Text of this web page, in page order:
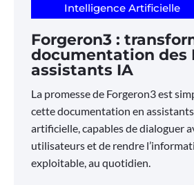
Intelligence Artificielle
Forgeron3 :
documentation des
assistants IA
La promesse de Forgeron3 est
cette documentation en
artificielle, capables de dialoguer
utilisateurs et de rendre
exploitable, au quotidien.